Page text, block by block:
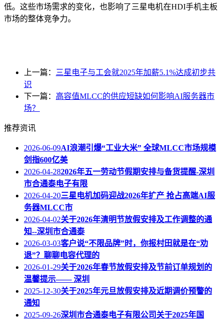
低。这些市场需求的变化，也影响了三星电机在HDI手机主板
市场的整体竞争力。
上一篇： 三星电子与工会就2025年加薪5.1%达成初步共
识
下一篇： 高容值MLCC的供应短缺如何影响AI服务器市
场？
推荐资讯
2026-06-09AI浪潮引爆“工业大米” 全球MLCC市场规模
剑指600亿美
2026-04-282026年五一劳动节假期安排与备货提醒-深圳
市合通泰电子有限
2026-04-20三星电机加码迎战2026年扩产 抢占高端AI服
务器MLCC市
2026-04-02关于2026年清明节放假安排及工作调整的通
知--深圳市合通泰
2026-03-03客户说“不限品牌”时，你报村田就是在“劝
退”？聊聊电容代理的
2026-01-29关于2026年春节放假安排及节前订单规划的
温馨提示—— 深圳
2025-12-30关于2025年元旦放假安排及近期调价预警的
通知
2025-09-26深圳市合通泰电子有限公司关于2025年国